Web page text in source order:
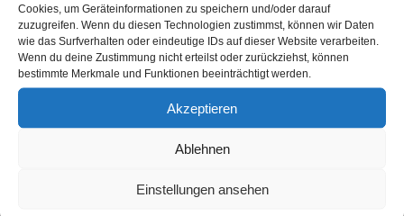
Cookies, um Geräteinformationen zu speichern und/oder darauf
zuzugreifen. Wenn du diesen Technologien zustimmst, können wir Daten
wie das Surfverhalten oder eindeutige IDs auf dieser Website verarbeiten.
Wenn du deine Zustimmung nicht erteilst oder zurückziehst, können
bestimmte Merkmale und Funktionen beeinträchtigt werden.
Akzeptieren
Ablehnen
Einstellungen ansehen
Beschreibung
Glas DIA-CF 235 Kunststoff armiert weiß Diaplan flach